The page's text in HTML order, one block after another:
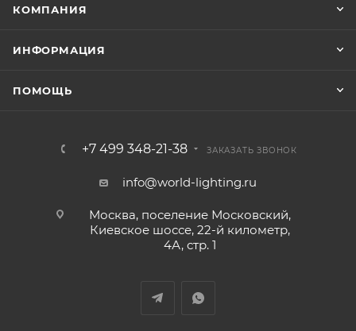
КОМПАНИЯ
ИНФОРМАЦИЯ
ПОМОЩЬ
+7 499 348-21-38 ЗАКАЗАТЬ ЗВОНОК
info@world-lighting.ru
Москва, поселение Московский,
Киевское шоссе, 22-й километр,
4А, стр. 1